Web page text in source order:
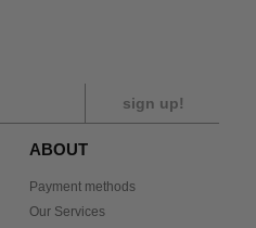
sign up!
ABOUT
Payment methods
Our Services